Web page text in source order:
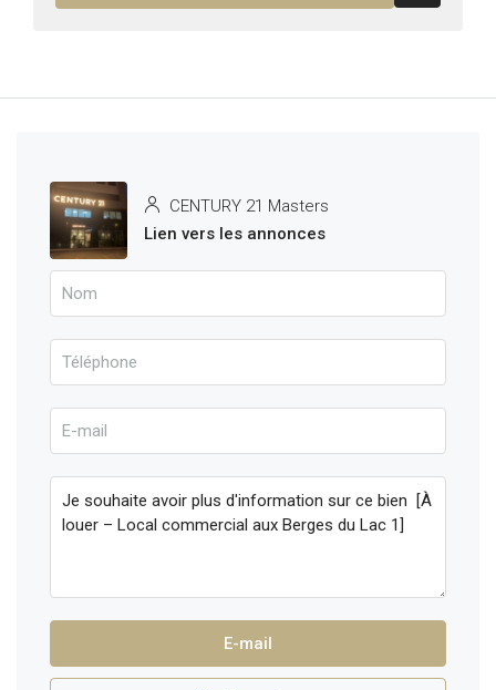
CENTURY 21 Masters
Lien vers les annonces
E-mail